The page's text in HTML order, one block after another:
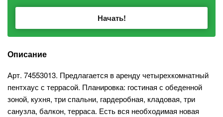
Начать!
Описание
Арт. 74553013. Предлагается в аренду четырехкомнатный
пентхаус с террасой. Планировка: гостиная с обеденной
зоной, кухня, три спальни, гардеробная, кладовая, три
санузла, балкон, терраса. Есть вся необходимая новая